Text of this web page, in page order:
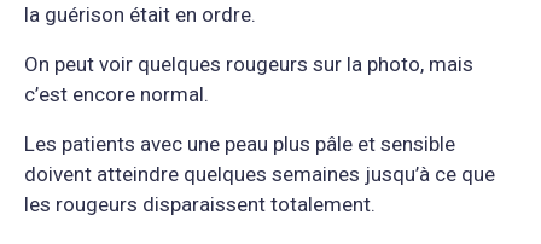
la guérison était en ordre.
On peut voir quelques rougeurs sur la photo, mais
c’est encore normal.
Les patients avec une peau plus pâle et sensible
doivent atteindre quelques semaines jusqu’à ce que
les rougeurs disparaissent totalement.